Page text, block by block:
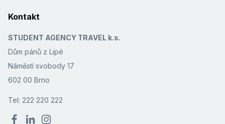
Kontakt
STUDENT AGENCY TRAVEL k.s.
Dům pánů z Lipé
Náměstí svobody 17
602 00 Brno
Tel: 222 220 222